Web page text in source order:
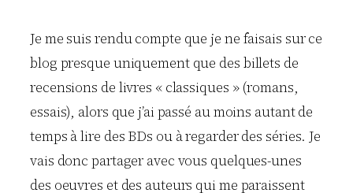
Je me suis rendu compte que je ne faisais sur ce
blog presque uniquement que des billets de
recensions de livres « classiques » (romans,
essais), alors que j’ai passé au moins autant de
temps à lire des BDs ou à regarder des séries. Je
vais donc partager avec vous quelques-unes
des oeuvres et des auteurs qui me paraissent